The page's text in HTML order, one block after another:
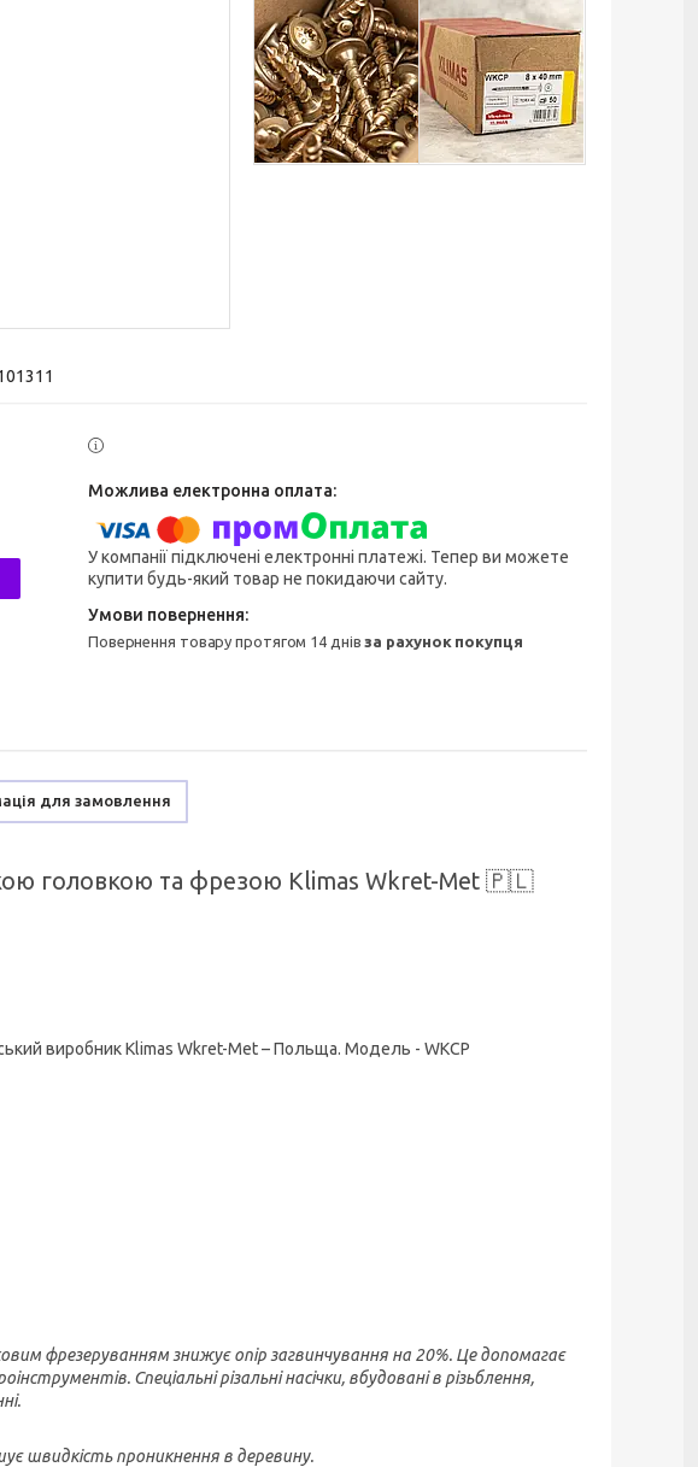
У компанії підключені електронні платежі. Тепер ви можете
купити будь-який товар не покидаючи сайту.
повернення товару протягом 14 днівза рахунок покупця
для замовлення
головкою та фрезою Klimas Wkret-Met 🇵🇱
виробник Klimas Wkret-Met – Польща. Модель - WKCP
фрезеруванням знижує опір загвинчування на 20%. Це допомагає
Спеціальні різальні насічки, вбудовані в різьблення,
швидкість проникнення в деревину.